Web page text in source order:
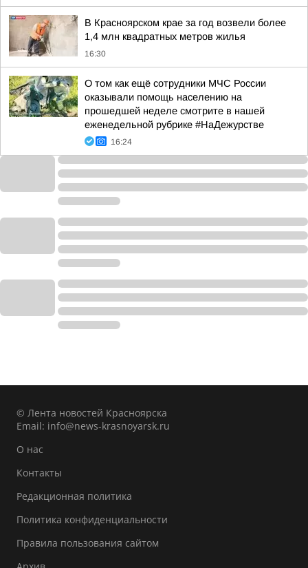
В Красноярском крае за год возвели более
1,4 млн квадратных метров жилья
16:30
О том как ещё сотрудники МЧС России
оказывали помощь населению на
прошедшей неделе смотрите в нашей
еженедельной рубрике #НаДежурстве
16:24
© Лента новостей Красноярска
Email: info@news-krasnoyarsk.ru
О нас
Контакты
Редакционная политика
Политика конфиденциальности
Правила пользования сайтом